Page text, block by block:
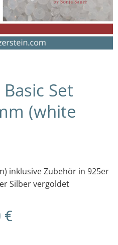
Set
(white
inklusive Zubehör in 925er
Silber vergoldet
€